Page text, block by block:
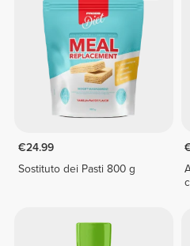
€24.99
Sostituto dei Pasti 800 g